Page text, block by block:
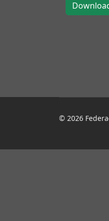
© 2026